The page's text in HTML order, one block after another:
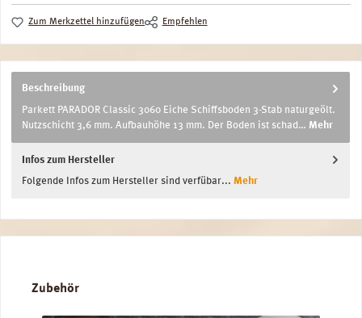
Zum Merkzettel hinzufügen Empfehlen
Beschreibung
Parkett PARADOR Classic 3060 Eiche Schiffsboden 3-Stab naturgeölt.
Nutzschicht 3,6 mm. Aufbauhöhe 13 mm. Der Boden ist schad… Mehr
Infos zum Hersteller
Folgende Infos zum Hersteller sind verfübar... Mehr
Produktgalerie überspringen
Zubehör